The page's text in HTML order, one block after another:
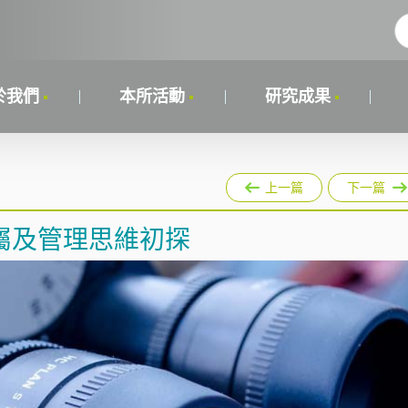
我們 本所活動 研究成果
上一篇 下一篇
及管理思維初探